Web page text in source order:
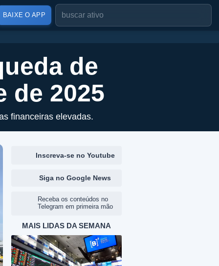
BAIXE O APP
de
de 2025
financeiras elevadas.
Inscreva-se no Youtube
Siga no Google News
Receba os conteúdos no
Telegram em primeira mão
MAIS LIDAS DA SEMANA